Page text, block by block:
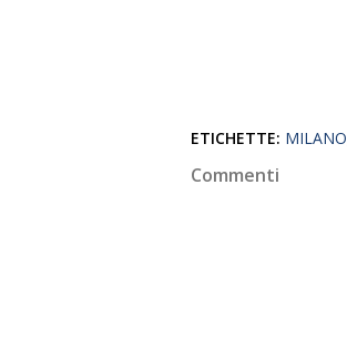
ETICHETTE: MILANO
Commenti